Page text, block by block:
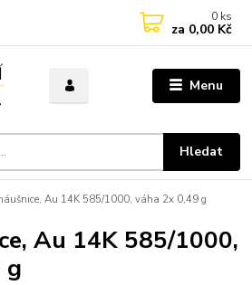
Menu
Hledat
0 ks
za 0,00 Kč
Au 14K 585/1000, váha 2x 0,49 g
Au 14K 585/1000,
g